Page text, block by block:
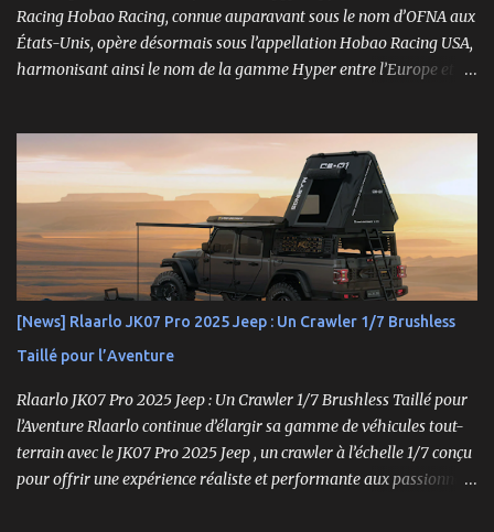
Racing Hobao Racing, connue auparavant sous le nom d’OFNA aux
États-Unis, opère désormais sous l’appellation Hobao Racing USA,
harmonisant ainsi le nom de la gamme Hyper entre l’Europe et les
Hyper, véritable référence pour les amateurs de buggys tout-
terrain, s’est imposée depuis son lancement dans les années 1990
comme un choix incontournable. Conçue pour répondre aux
exigences des pilotes compétitifs, elle se distingue par ses
performances optimales, sa robustesse et sa modularité, des
atouts essentiels sur les circuits off-road.
[News] Rlaarlo JK07 Pro 2025 Jeep : Un Crawler 1/7 Brushless
Taillé pour l’Aventure
Rlaarlo JK07 Pro 2025 Jeep : Un Crawler 1/7 Brushless Taillé pour
l’Aventure Rlaarlo continue d’élargir sa gamme de véhicules tout-
terrain avec le JK07 Pro 2025 Jeep , un crawler à l’échelle 1/7 conçu
pour offrir une expérience réaliste et performante aux passionnés